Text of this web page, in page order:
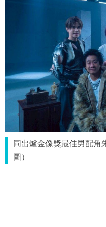
同出爐金像獎最佳男配角
圖）